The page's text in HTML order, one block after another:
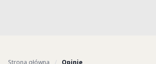
Strona główna / Opinie